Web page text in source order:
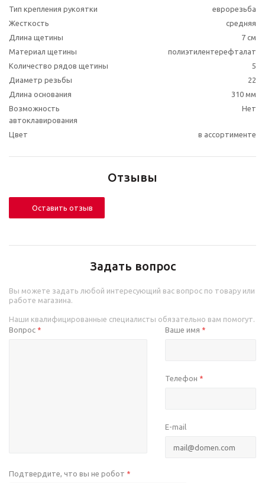
Тип крепления рукоятки
еврорезьба
Жесткость
средняя
Длина щетины
7 см
Материал щетины
полиэтилентерефталат
Количество рядов щетины
5
Диаметр резьбы
22
Длина основания
310 мм
Возможность
автоклавирования
Нет
Цвет в ассортименте
Отзывы
Оставить отзыв
Задать вопрос
Вы можете задать любой интересующий вас вопрос по товару или
работе магазина.
Наши квалифицированные специалисты обязательно вам помогут.
Вопрос * Ваше имя *
Телефон *
E-mail
Подтвердите, что вы не робот *